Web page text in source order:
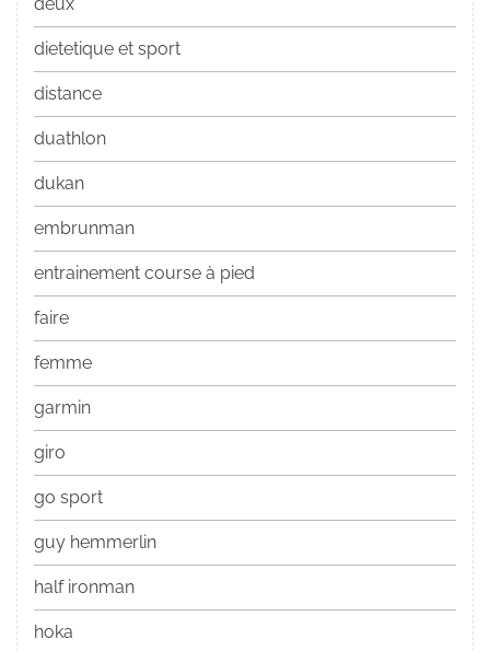
dietetique et sport
distance
duathlon
dukan
embrunman
entrainement course à pied
faire
femme
garmin
giro
go sport
guy hemmerlin
half ironman
hoka